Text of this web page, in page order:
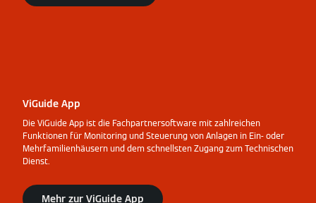
ViGuide App
Die ViGuide App ist die Fachpartnersoftware mit zahlreichen
Funktionen für Monitoring und Steuerung von Anlagen in Ein- oder
Mehrfamilienhäusern und dem schnellsten Zugang zum Technischen
Dienst.
Mehr zur ViGuide App